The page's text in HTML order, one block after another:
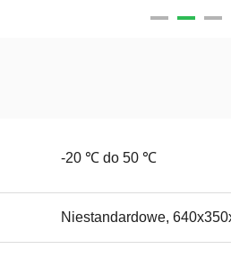
-20 ℃ do 50 ℃
Niestandardowe,